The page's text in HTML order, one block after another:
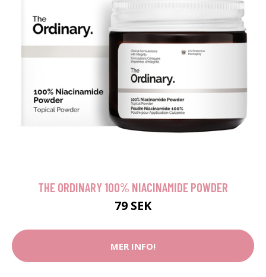
THE ORDINARY 100% NIACINAMIDE POWDER
79 SEK
MER INFO!